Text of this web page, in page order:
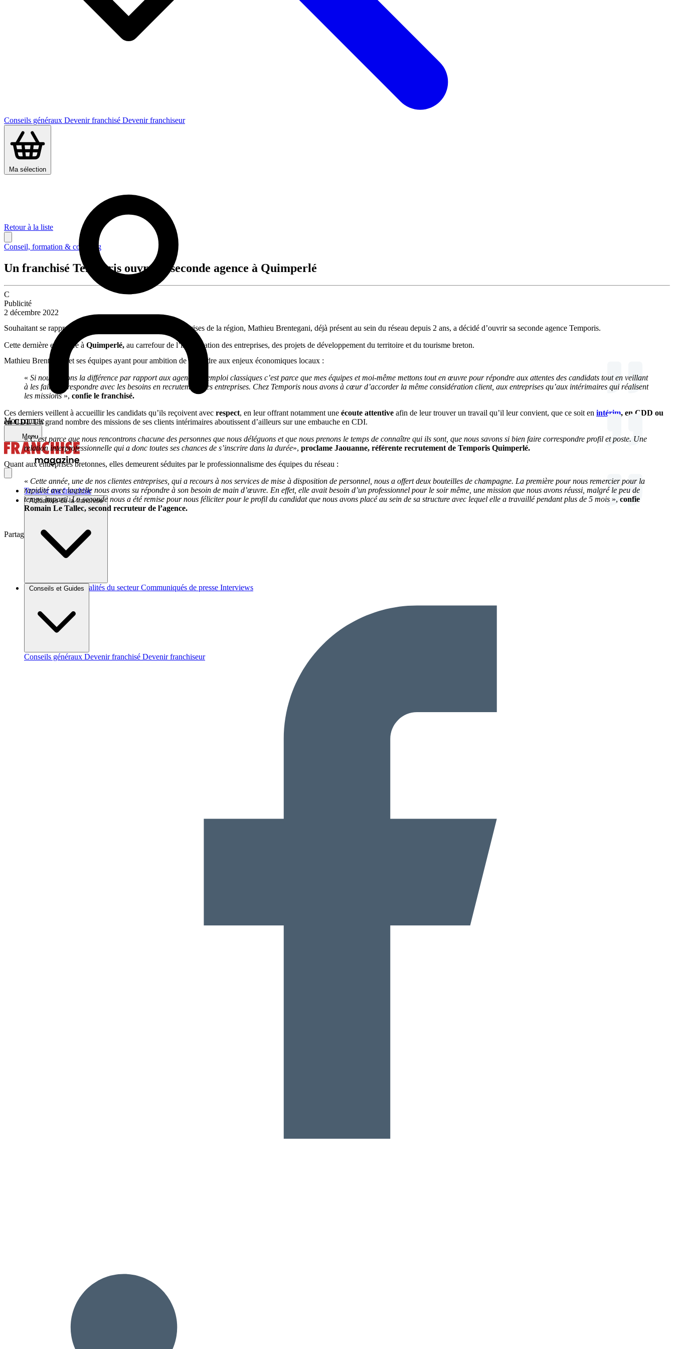
Conseils généraux Devenir franchisé Devenir franchiseur
Ma sélection
Mon compte
Menu
Trouver ma franchise
Actualités de la franchise
Brèves et actus Actualités du secteur Communiqués de presse Interviews
Conseils et Guides
Conseils généraux Devenir franchisé Devenir franchiseur
Retour à la liste
Conseil, formation & coaching
Un franchisé Temporis ouvre sa seconde agence à Quimperlé
C
Publicité
2 décembre 2022
Souhaitant se rapprocher des candidats ainsi que des entreprises de la région, Mathieu Brentegani, déjà présent au sein du réseau depuis 2 ans, a décidé d’ouvrir sa seconde agence Temporis.
Cette dernière est située à Quimperlé, au carrefour de l’implantation des entreprises, des projets de développement du territoire et du tourisme breton.
Mathieu Brentegani et ses équipes ayant pour ambition de répondre aux enjeux économiques locaux :
« Si nous faisons la différence par rapport aux agences d’emploi classiques c’est parce que mes équipes et moi-même mettons tout en œuvre pour répondre aux attentes des candidats tout en veillant
à les faire correspondre avec les besoins en recrutement des entreprises. Chez Temporis nous avons à cœur d’accorder la même considération client, aux entreprises qu’aux intérimaires qui réalisent
les missions», confie le franchisé.
Ces derniers veillent à accueillir les candidats qu’ils reçoivent avec respect, en leur offrant notamment une écoute attentive afin de leur trouver un travail qu’il leur convient, que ce soit en intérim, en CDD ou
en CDI.Un grand nombre des missions de ses clients intérimaires aboutissent d’ailleurs sur une embauche en CDI.
«C’est parce que nous rencontrons chacune des personnes que nous déléguons et que nous prenons le temps de connaître qui ils sont, que nous savons si bien faire correspondre profil et poste. Une
relation interprofessionnelle qui a donc toutes ses chances de s’inscrire dans la durée», proclame Jaouanne, référente recrutement de Temporis Quimperlé.
Quant aux entreprises bretonnes, elles demeurent séduites par le professionnalisme des équipes du réseau :
« Cette année, une de nos clientes entreprises, qui a recours à nos services de mise à disposition de personnel, nous a offert deux bouteilles de champagne. La première pour nous remercier pour la
rapidité avec laquelle nous avons su répondre à son besoin de main d’œuvre. En effet, elle avait besoin d’un professionnel pour le soir même, une mission que nous avons réussi, malgré le peu de
temps imparti. La seconde nous a été remise pour nous féliciter pour le profil du candidat que nous avons placé au sein de sa structure avec lequel elle a travaillé pendant plus de 5 mois », confie
Romain Le Tallec, second recruteur de l’agence.
Partager sur :